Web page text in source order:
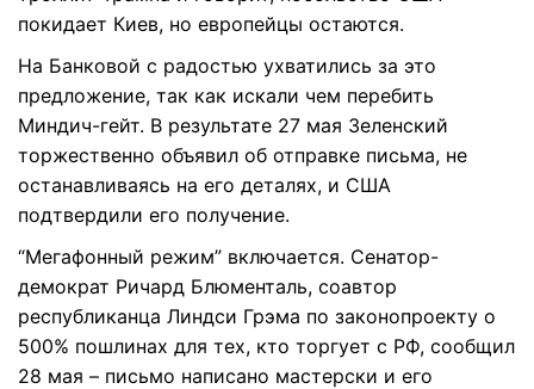
покидает Киев, но европейцы остаются.
На Банковой с радостью ухватились за это
предложение, так как искали чем перебить
Миндич-гейт. В результате 27 мая Зеленский
торжественно объявил об отправке письма, не
останавливаясь на его деталях, и США
подтвердили его получение.
“Мегафонный режим” включается. Сенатор-
демократ Ричард Блюменталь, соавтор
республиканца Линдси Грэма по законопроекту о
500% пошлинах для тех, кто торгует с РФ, сообщил
28 мая – письмо написано мастерски и его